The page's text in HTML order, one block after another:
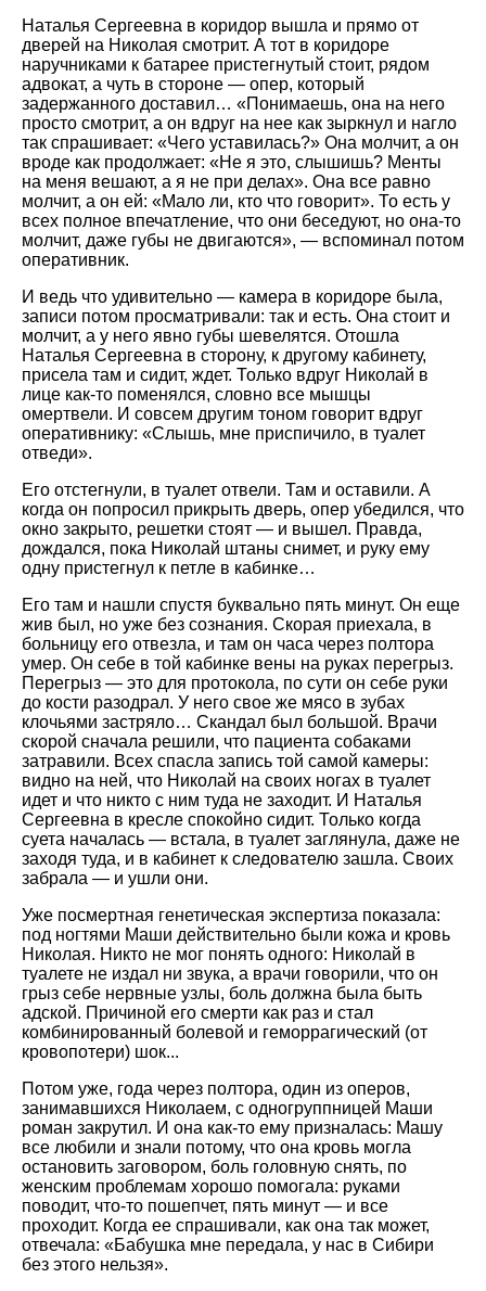
Наталья Сергеевна в коридор вышла и прямо от
дверей на Николая смотрит. А тот в коридоре
наручниками к батарее пристегнутый стоит, рядом
адвокат, а чуть в стороне — опер, который
задержанного доставил… «Понимаешь, она на него
просто смотрит, а он вдруг на нее как зыркнул и нагло
так спрашивает: «Чего уставилась?» Она молчит, а он
вроде как продолжает: «Не я это, слышишь? Менты
на меня вешают, а я не при делах». Она все равно
молчит, а он ей: «Мало ли, кто что говорит». То есть у
всех полное впечатление, что они беседуют, но она-то
молчит, даже губы не двигаются», — вспоминал потом
оперативник.
И ведь что удивительно — камера в коридоре была,
записи потом просматривали: так и есть. Она стоит и
молчит, а у него явно губы шевелятся. Отошла
Наталья Сергеевна в сторону, к другому кабинету,
присела там и сидит, ждет. Только вдруг Николай в
лице как-то поменялся, словно все мышцы
омертвели. И совсем другим тоном говорит вдруг
оперативнику: «Слышь, мне приспичило, в туалет
отведи».
Его отстегнули, в туалет отвели. Там и оставили. А
когда он попросил прикрыть дверь, опер убедился, что
окно закрыто, решетки стоят — и вышел. Правда,
дождался, пока Николай штаны снимет, и руку ему
одну пристегнул к петле в кабинке…
Его там и нашли спустя буквально пять минут. Он еще
жив был, но уже без сознания. Скорая приехала, в
больницу его отвезла, и там он часа через полтора
умер. Он себе в той кабинке вены на руках перегрыз.
Перегрыз — это для протокола, по сути он себе руки
до кости разодрал. У него свое же мясо в зубах
клочьями застряло… Скандал был большой. Врачи
скорой сначала решили, что пациента собаками
затравили. Всех спасла запись той самой камеры:
видно на ней, что Николай на своих ногах в туалет
идет и что никто с ним туда не заходит. И Наталья
Сергеевна в кресле спокойно сидит. Только когда
суета началась — встала, в туалет заглянула, даже не
заходя туда, и в кабинет к следователю зашла. Своих
забрала — и ушли они.
Уже посмертная генетическая экспертиза показала:
под ногтями Маши действительно были кожа и кровь
Николая. Никто не мог понять одного: Николай в
туалете не издал ни звука, а врачи говорили, что он
грыз себе нервные узлы, боль должна была быть
адской. Причиной его смерти как раз и стал
комбинированный болевой и геморрагический (от
кровопотери) шок...
Потом уже, года через полтора, один из оперов,
занимавшихся Николаем, с одногруппницей Маши
роман закрутил. И она как-то ему призналась: Машу
все любили и знали потому, что она кровь могла
остановить заговором, боль головную снять, по
женским проблемам хорошо помогала: руками
поводит, что-то пошепчет, пять минут — и все
проходит. Когда ее спрашивали, как она так может,
отвечала: «Бабушка мне передала, у нас в Сибири
без этого нельзя».